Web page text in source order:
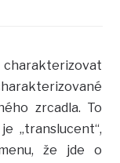
charakterizovat
zrcadla. To
„translucent“,
že jde o